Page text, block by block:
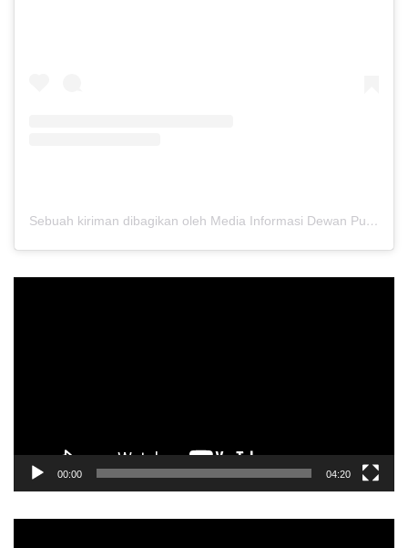
Sebuah kiriman dibagikan oleh Media Informasi Dewan Pusat Persaudaraan Setia Hati Terate (@media.dewanpusat)
00:00 04:20